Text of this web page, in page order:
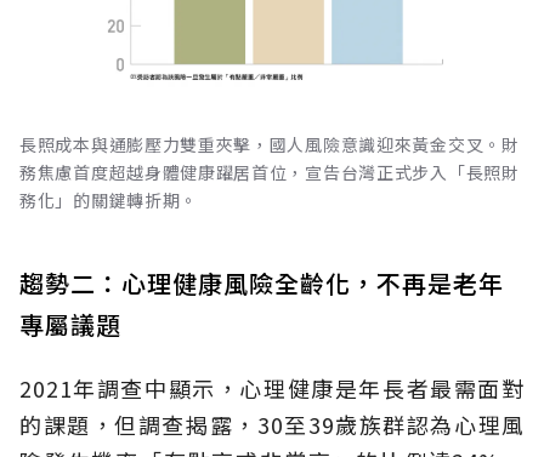
長照成本與通膨壓力雙重夾擊，國人風險意識迎來黃金交叉。財
務焦慮首度超越身體健康躍居首位，宣告台灣正式步入「長照財
務化」的關鍵轉折期。
趨勢二：心理健康風險全齡化，不再是老年
專屬議題
2021年調查中顯示，心理健康是年長者最需面對
的課題，但調查揭露，30至39歲族群認為心理風